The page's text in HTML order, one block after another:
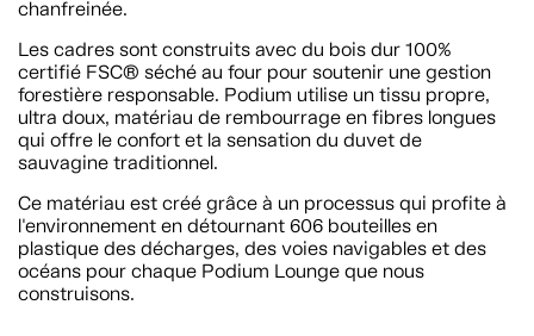
chanfreinée.
Les cadres sont construits avec du bois dur 100%
certifié FSC® séché au four pour soutenir une gestion
forestière responsable. Podium utilise un tissu propre,
ultra doux, matériau de rembourrage en fibres longues
qui offre le confort et la sensation du duvet de
sauvagine traditionnel.
Ce matériau est créé grâce à un processus qui profite à
l'environnement en détournant 606 bouteilles en
plastique des décharges, des voies navigables et des
océans pour chaque Podium Lounge que nous
construisons.